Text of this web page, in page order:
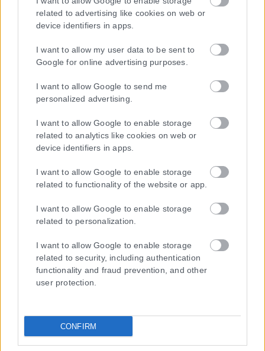
related to advertising like cookies on web or
device identifiers in apps.
I want to allow my user data to be sent to
Google for online advertising purposes.
I want to allow Google to send me
personalized advertising.
I want to allow Google to enable storage
related to analytics like cookies on web or
device identifiers in apps.
I want to allow Google to enable storage
related to functionality of the website or app.
I want to allow Google to enable storage
related to personalization.
I want to allow Google to enable storage
related to security, including authentication
functionality and fraud prevention, and other
user protection.
CONFIRM
επέκταση η ιστοσελίδα που κατέχει αυτή “www.karfitsa.gr”
συμμορφώνονται με τη Σύσταση (ΕΕ) 2018/334 της Επιτροπής της
1ης Μαρτίου 2018 σχετικά με τα μέτρα για την αποτελεσματική
Μοναδικός αριθμός Μ.Η.Τ. 262048
ΤΑ ΠΡΩΤΟΣΕΛΙΔΑ ΣΗΜΕΡΑ